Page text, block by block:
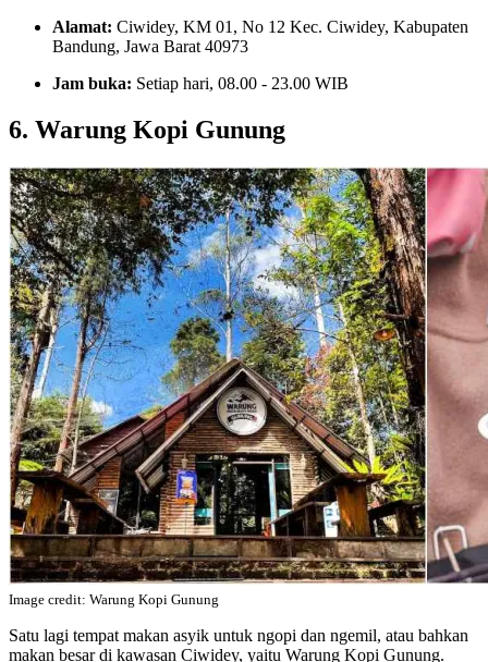
Alamat: Ciwidey, KM 01, No 12 Kec. Ciwidey, Kabupaten
Bandung, Jawa Barat 40973
Jam buka: Setiap hari, 08.00 - 23.00 WIB
6. Warung Kopi Gunung
Image credit: Warung Kopi Gunung
Satu lagi tempat makan asyik untuk ngopi dan ngemil, atau bahkan
makan besar di kawasan Ciwidey, yaitu Warung Kopi Gunung.